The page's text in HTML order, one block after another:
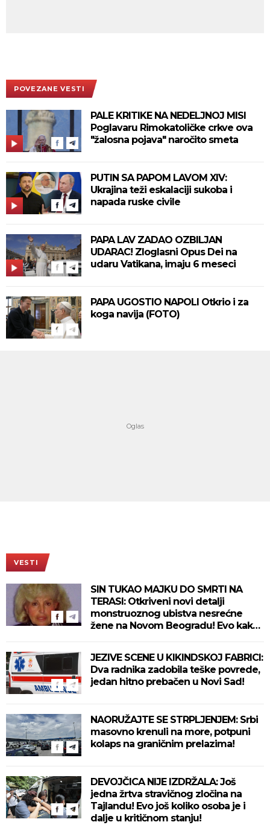
POVEZANE VESTI
PALE KRITIKE NA NEDELJNOJ MISI
Poglavaru Rimokatoličke crkve ova
"žalosna pojava" naročito smeta
PUTIN SA PAPOM LAVOM XIV:
Ukrajina teži eskalaciji sukoba i
napada ruske civile
PAPA LAV ZADAO OZBILJAN
UDARAC! Zloglasni Opus Dei na
udaru Vatikana, imaju 6 meseci
PAPA UGOSTIO NAPOLI Otkrio i za
koga navija (FOTO)
VESTI
SIN TUKAO MAJKU DO SMRTI NA
TERASI: Otkriveni novi detalji
monstruoznog ubistva nesrećne
žene na Novom Beogradu! Evo kako
JEZIVE SCENE U KIKINDSKOJ FABRICI:
Dva radnika zadobila teške povrede,
jedan hitno prebačen u Novi Sad!
NAORUŽAJTE SE STRPLJENJEM: Srbi
masovno krenuli na more, potpuni
kolaps na graničnim prelazima!
DEVOJČICA NIJE IZDRŽALA: Još
jedna žrtva stravičnog zločina na
Tajlandu! Evo još koliko osoba je i
dalje u kritičnom stanju!